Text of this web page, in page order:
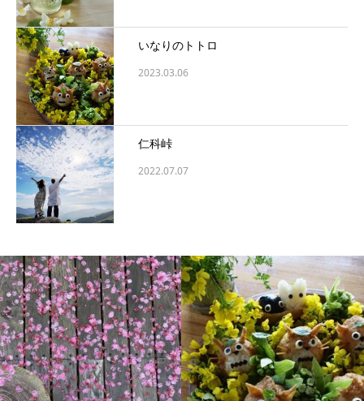
いなりのトトロ
2023.03.06
仁科峠
2022.07.07